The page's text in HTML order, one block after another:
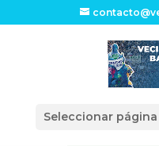
Seleccionar página